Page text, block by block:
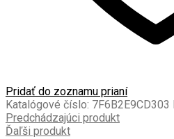
Pridať do zoznamu prianí
Katalógové číslo: 7F6B2E9CD303
Predchádzajúci produkt
Ďaľši produkt